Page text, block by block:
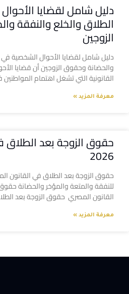
دليل شامل لقضايا
الطلاق والخلع والنفقة
الزوجين
دليل شامل لقضايا الأحوال الشخصية
والحضانة وحقوق الزوجين أن قضايا
القانونية التي تشغل اهتمام
معرفة المزيد »
حقوق الزوجة بعد
2026
للنفقة والمتعة والمؤخر والحضانة
القانون المصري حقوق الزوجة بعد
معرفة المزيد »